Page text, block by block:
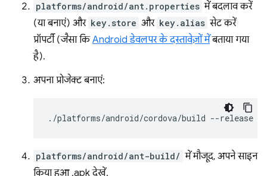
platforms/android/ant.properties में बदलाव करें
(या बनाएं) और key.store और key.alias सेट करें
प्रॉपर्टी (जैसा किAndroid डेवलपर के दस्तावेज़ों मेंबताया गया
है).
अपना प्रोजेक्ट बनाएं:
./platforms/android/cordova/build
platforms/android/ant-build/ में मौजूद, अपने साइन
किया हुआ .apk देखें.